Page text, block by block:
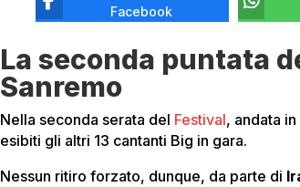
Facebook
La seconda puntata
Sanremo
Nella seconda serata del Festival, andata
esibiti gli altri 13 cantanti Big in gara.
Nessun ritiro forzato, dunque, da parte di